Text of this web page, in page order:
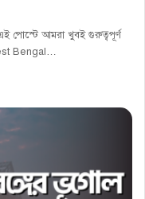
পোস্টে আমরা খুবই গুরুত্বপূর্ণ
Bengal…